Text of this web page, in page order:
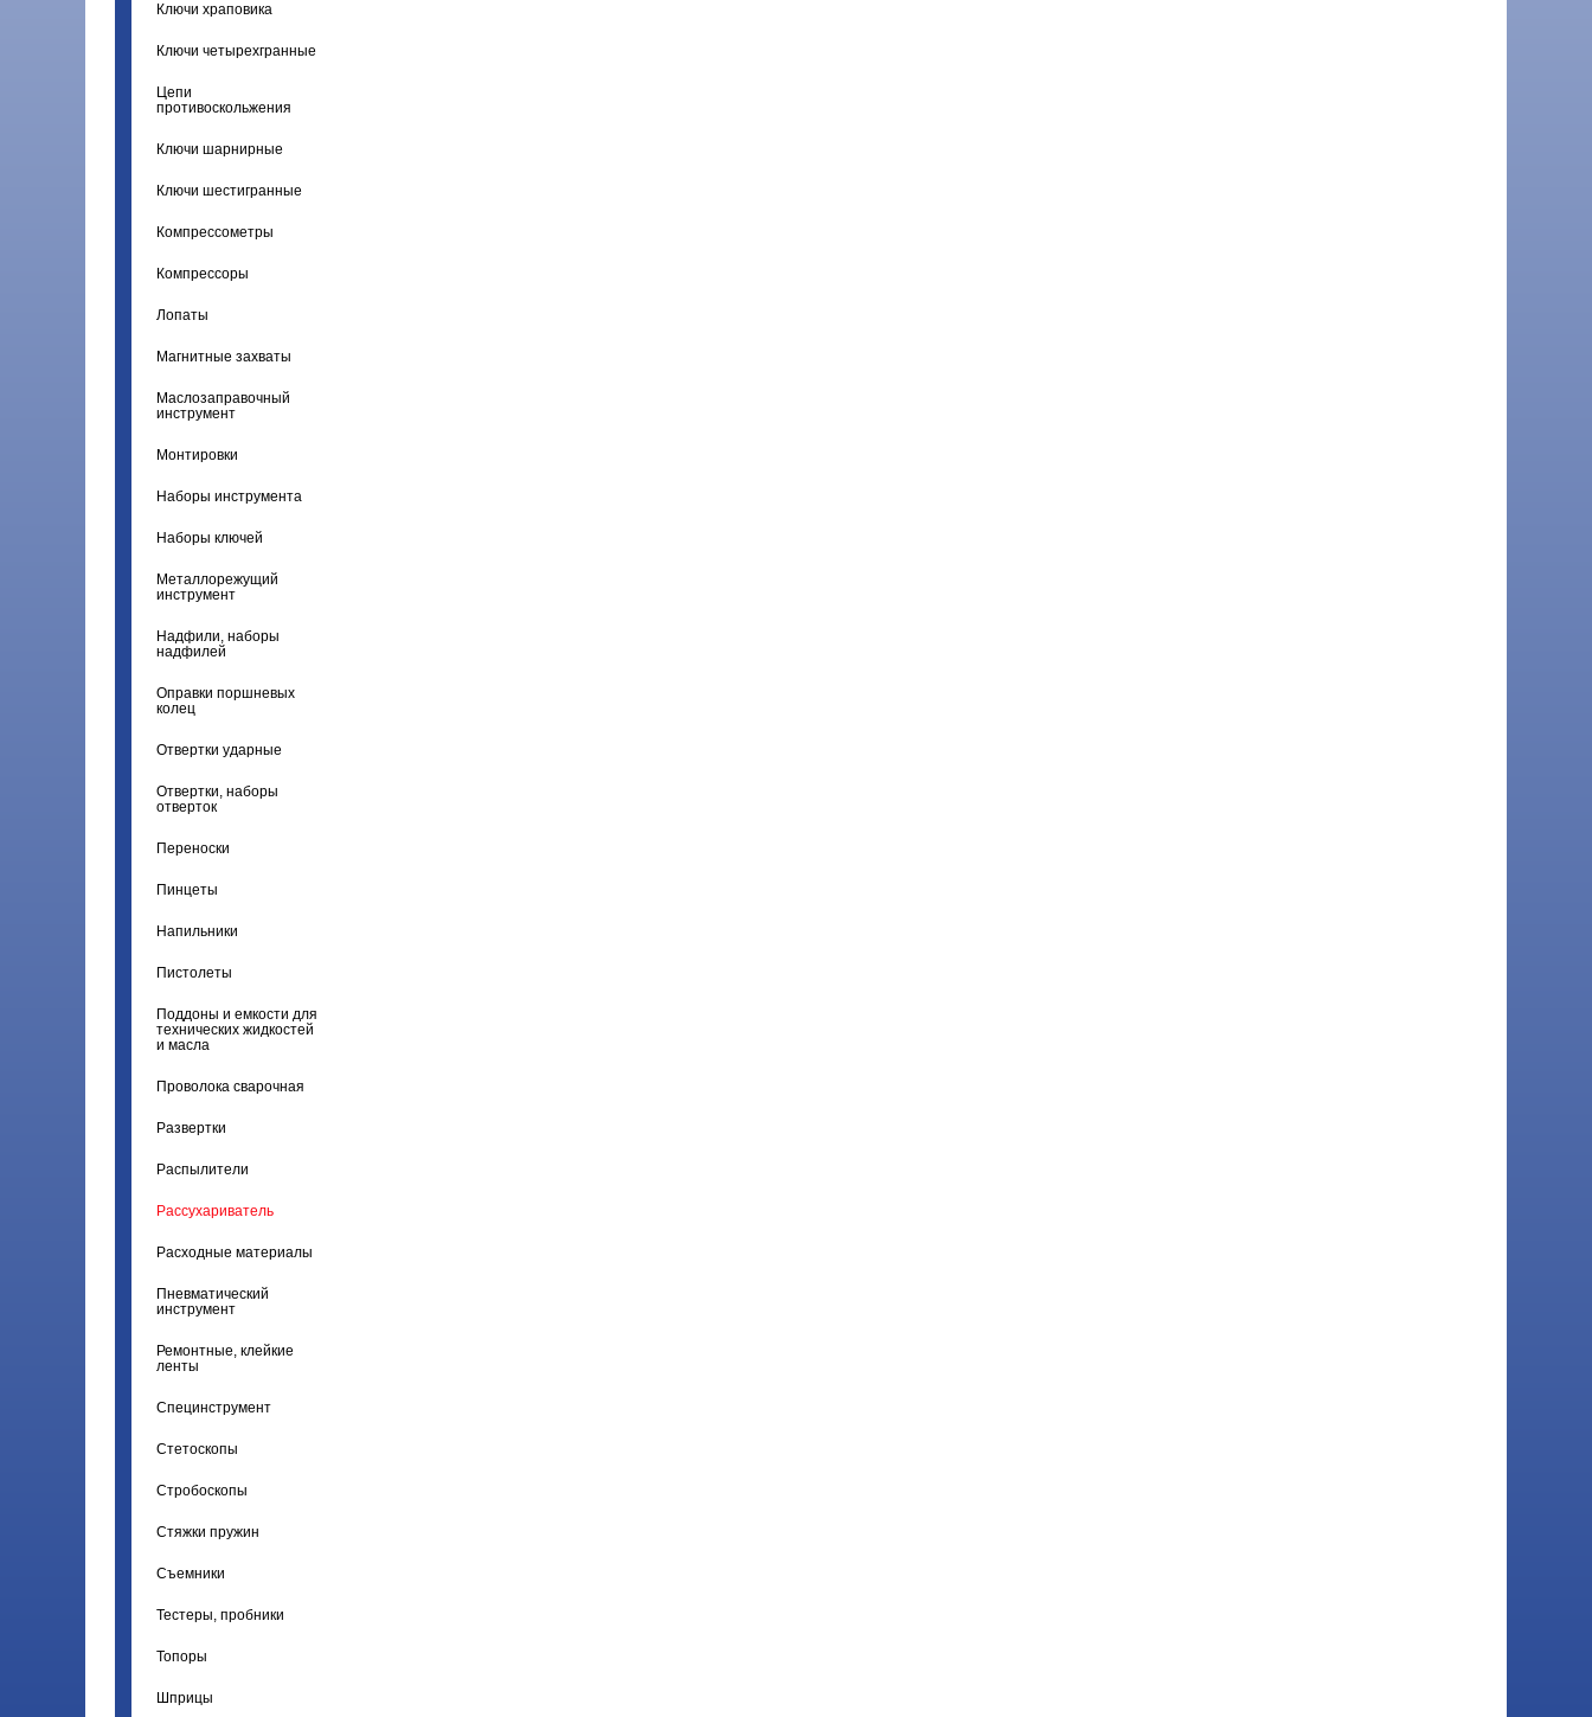
Ключи храповика
Ключи четырехгранные
Цепи
противоскольжения
Ключи шарнирные
Ключи шестигранные
Компрессометры
Компрессоры
Лопаты
Магнитные захваты
Маслозаправочный
инструмент
Монтировки
Наборы инструмента
Наборы ключей
Металлорежущий
инструмент
Надфили, наборы
надфилей
Оправки поршневых
колец
Отвертки ударные
Отвертки, наборы
отверток
Переноски
Пинцеты
Напильники
Пистолеты
Поддоны и емкости для
технических жидкостей
и масла
Проволока сварочная
Развертки
Распылители
Рассухариватель
Расходные материалы
Пневматический
инструмент
Ремонтные, клейкие
ленты
Специнструмент
Стетоскопы
Стробоскопы
Стяжки пружин
Съемники
Тестеры, пробники
Топоры
Шприцы